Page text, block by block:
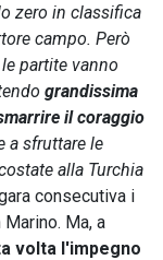
zero in classifica
campo. Però
partite vanno
grandissima
il coraggio
a sfruttare le
alla Turchia
consecutiva i
Ma, a
volta l'impegno